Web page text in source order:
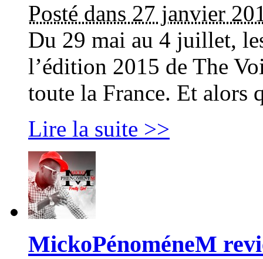
Posté dans 27 janvier
Du 29 mai au 4 juillet,
l’édition 2015 de The
toute la France. Et
Lire la suite >>
MickoPénoméneM